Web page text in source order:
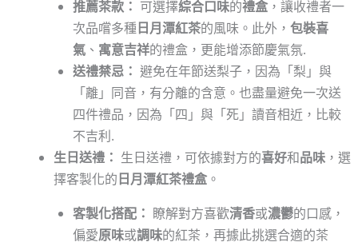
推薦茶款： 可選擇綜合口味的禮盒，讓收禮者一
次品嚐多種日月潭紅茶的風味。此外， 包裝喜
氣、 寓意吉祥的禮盒，更能增添節慶氣氛.
送禮禁忌： 避免在年節送梨子，因為「梨」與
「離」同音，有分離的含意。也盡量避免一次送
四件禮品，因為「四」與「死」讀音相近，比較
不吉利.
生日送禮： 生日送禮，可依據對方的喜好和品味，選
擇客製化的日月潭紅茶禮盒。
客製化搭配： 瞭解對方喜歡清香或濃鬱的口感，
偏愛原味或調味的紅茶，再據此挑選合適的茶